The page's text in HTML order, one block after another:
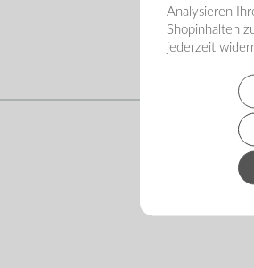
Analysieren
Shopinhalten
jederzeit